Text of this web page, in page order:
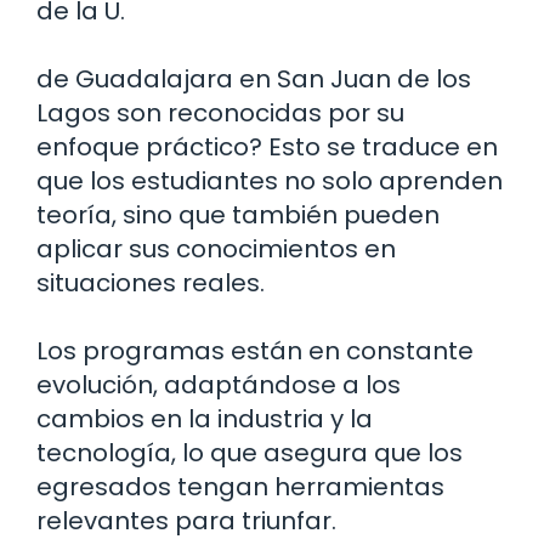
de la U.
de Guadalajara en San Juan de los
Lagos son reconocidas por su
enfoque práctico? Esto se traduce en
que los estudiantes no solo aprenden
teoría, sino que también pueden
aplicar sus conocimientos en
situaciones reales.
Los programas están en constante
evolución, adaptándose a los
cambios en la industria y la
tecnología, lo que asegura que los
egresados tengan herramientas
relevantes para triunfar.